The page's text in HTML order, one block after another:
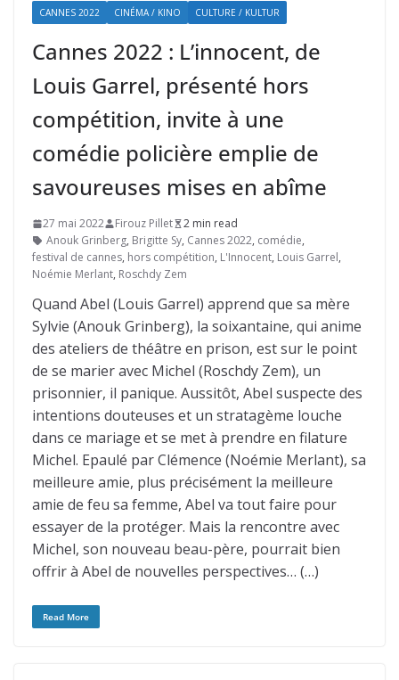
CANNES 2022 CINÉMA / KINO CULTURE / KULTUR
Cannes 2022 : L’innocent, de
Louis Garrel, présenté hors
compétition, invite à une
comédie policière emplie de
savoureuses mises en abîme
27 mai 2022 Firouz Pillet
2 min read
Anouk Grinberg, Brigitte Sy, Cannes 2022, comédie,
festival de cannes, hors compétition, L'Innocent, Louis Garrel,
Noémie Merlant, Roschdy Zem
Quand Abel (Louis Garrel) apprend que sa mère
Sylvie (Anouk Grinberg), la soixantaine, qui anime
des ateliers de théâtre en prison, est sur le point
de se marier avec Michel (Roschdy Zem), un
prisonnier, il panique. Aussitôt, Abel suspecte des
intentions douteuses et un stratagème louche
dans ce mariage et se met à prendre en filature
Michel. Epaulé par Clémence (Noémie Merlant), sa
meilleure amie, plus précisément la meilleure
amie de feu sa femme, Abel va tout faire pour
essayer de la protéger. Mais la rencontre avec
Michel, son nouveau beau-père, pourrait bien
offrir à Abel de nouvelles perspectives… (…)
Read More